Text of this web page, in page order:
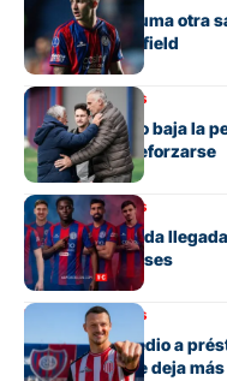
San Lorenzo suma otra
carrera en Banfield
Mercado de pases
San Lorenzo no baja la
quedan para reforzarse
Mercado de pases
El detalle de cada
mercado de pases
Mercado de pases
Tres años y medio a
con Bruera que deja